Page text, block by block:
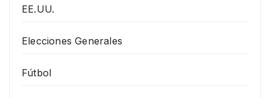
EE.UU.
Elecciones Generales
Fútbol